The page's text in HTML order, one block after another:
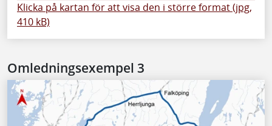
Klicka på kartan för att visa den i större format (jpg,
410 kB)
Omledningsexempel 3